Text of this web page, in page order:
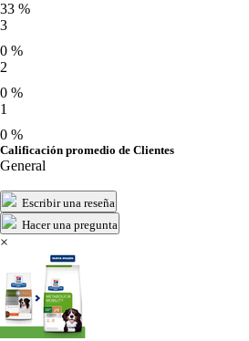
33 %
3
0 %
2
0 %
1
0 %
Calificación promedio de Clientes
General
Escribir una reseña
Hacer una pregunta
×